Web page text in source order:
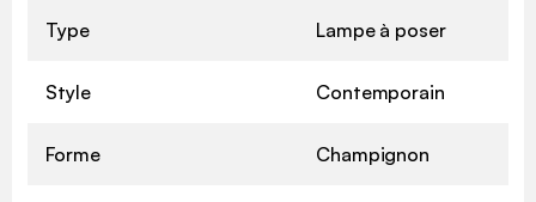
Type Lampe à poser
Style Contemporain
Forme Champignon